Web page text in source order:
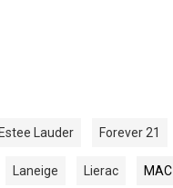
Estee Lauder Forever 21
Laneige Lierac MAC